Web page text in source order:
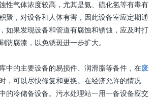
性气体浓度较高，尤其是氨、硫化氢等有毒有
聚，对设备和人体有害，因此设备室应定期通
如果发现设备和管道有腐蚀和锈蚀，应及时打
防腐漆，以免锈斑进一步扩大。
的主要设备的易损件、润滑脂等备件，在废
，可以尽快修复和更换。在经济允许的情况
的冷储备设备。污水处理站一用一备设备应交